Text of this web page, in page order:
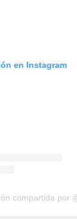
en Instagram
compartida por